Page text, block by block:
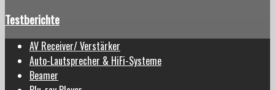
Testberichte
AV Receiver/ Verstärker
Auto-Lautsprecher & HiFi-Systeme
Beamer